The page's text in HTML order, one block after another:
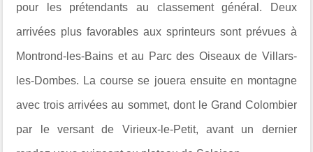
pour les prétendants au classement général. Deux
arrivées plus favorables aux sprinteurs sont prévues à
Montrond-les-Bains et au Parc des Oiseaux de Villars-
les-Dombes. La course se jouera ensuite en montagne
avec trois arrivées au sommet, dont le Grand Colombier
par le versant de Virieux-le-Petit, avant un dernier